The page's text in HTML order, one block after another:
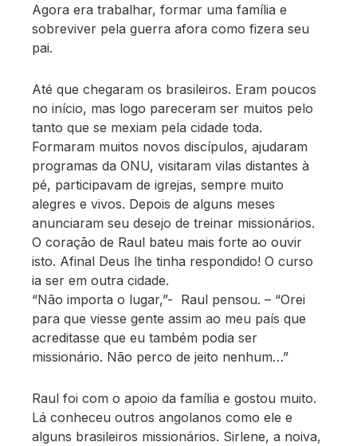
Agora era trabalhar, formar uma família e
sobreviver pela guerra afora como fizera seu
pai.
Até que chegaram os brasileiros. Eram poucos
no início, mas logo pareceram ser muitos pelo
tanto que se mexiam pela cidade toda.
Formaram muitos novos discípulos, ajudaram
programas da ONU, visitaram vilas distantes à
pé, participavam de igrejas, sempre muito
alegres e vivos. Depois de alguns meses
anunciaram seu desejo de treinar missionários.
O coração de Raul bateu mais forte ao ouvir
isto. Afinal Deus lhe tinha respondido! O curso
ia ser em outra cidade.
“Não importa o lugar,”- Raul pensou. – “Orei
para que viesse gente assim ao meu país que
acreditasse que eu também podia ser
missionário. Não perco de jeito nenhum…”
Raul foi com o apoio da família e gostou muito.
Lá conheceu outros angolanos como ele e
alguns brasileiros missionários. Sirlene, a noiva,